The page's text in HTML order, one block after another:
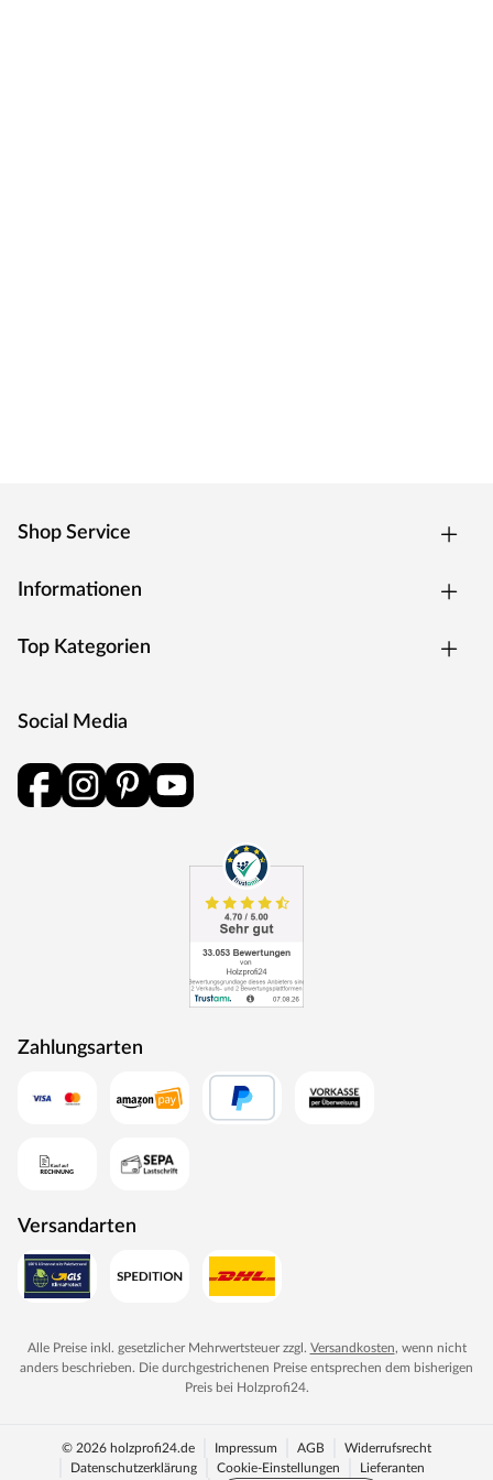
Shop Service
Informationen
Top Kategorien
Social Media
Zahlungsarten
Versandarten
Alle Preise inkl. gesetzlicher Mehrwertsteuer zzgl. Versandkosten, wenn nicht
anders beschrieben. Die durchgestrichenen Preise entsprechen dem bisherigen
Preis bei Holzprofi24.
© 2026 holzprofi24.de Impressum AGB
Widerrufsrecht
Datenschutzerklärung
Cookie-Einstellungen Lieferanten